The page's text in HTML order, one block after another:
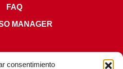
consentimiento
FAQ
MANAGER